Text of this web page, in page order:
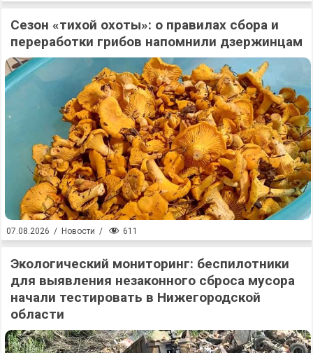
Сезон «тихой охоты»: о правилах сбора и
переработки грибов напомнили дзержинцам
07.08.2026 / Новости / 611
Экологический мониторинг: беспилотники
для выявления незаконного сброса мусора
начали тестировать в Нижегородской
области